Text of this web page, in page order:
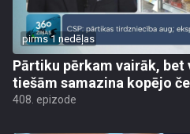
pirms 1 nedēļas
Pārtiku pērkam vairāk, bet
tiešām samazina kopējo
408. epizode